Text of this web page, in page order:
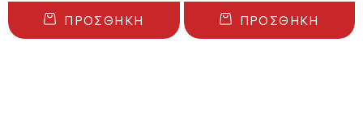
ΠΡΟΣΘΉΚΗ ΠΡΟΣΘΉΚΗ